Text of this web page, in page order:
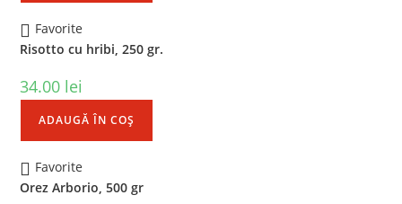
Favorite
Risotto cu hribi, 250 gr.
34.00 lei
ADAUGĂ ÎN COȘ
Favorite
Orez Arborio, 500 gr